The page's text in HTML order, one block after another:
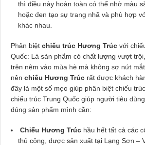
thì điều này hoàn toàn có thể nhờ màu
hoặc đen tạo sự trang nhã và phù hợp
khác nhau.
Phân biệtchiếu trúc Hương Trúcvới
Quốc: Là sản phẩm có chất lượng vượt
trên nệm vào mùa hè mà không sợ nứt
nên chiếu Hương Trúc rất được khách
đây là một số mẹo giúp phân biệt chiếu
chiếu trúc Trung Quốc giúp người tiêu
đúng sản phẩm mình cần:
Chiếu Hương Trúc hầu hết tất cả các
thủ công, được sản xuất tại Lạng Sơn –